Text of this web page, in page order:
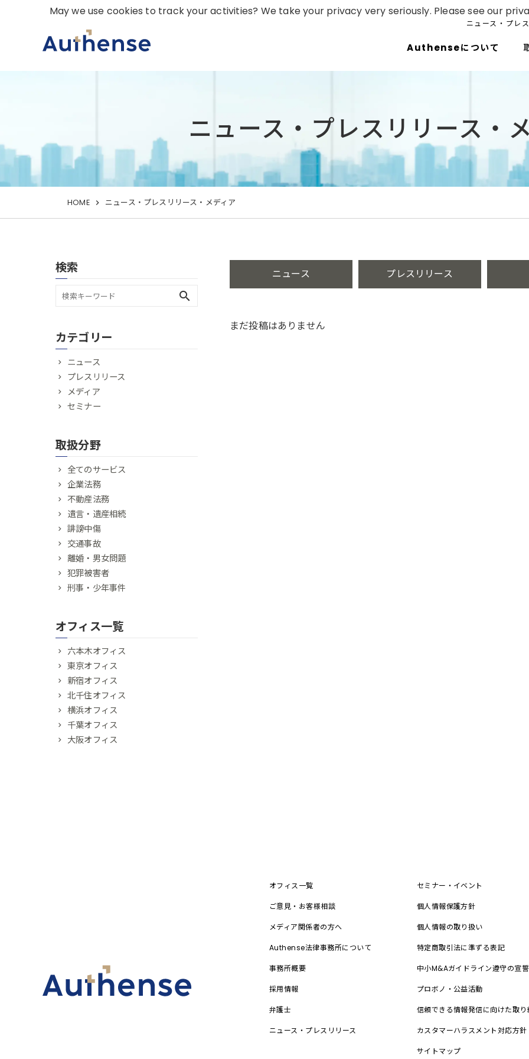
ニュース・プレ
Authenseについて
ニュース・プレスリリース・
HOME ニュース・プレスリリース・メディア
ニュース プレスリリース
まだ投稿はありません
検索
search
カテゴリー
ニュース
プレスリリース
メディア
セミナー
取扱分野
全てのサービス
企業法務
不動産法務
遺言・遺産相続
誹謗中傷
交通事故
離婚・男女問題
犯罪被害者
刑事・少年事件
オフィス一覧
六本木オフィス
東京オフィス
新宿オフィス
北千住オフィス
横浜オフィス
千葉オフィス
大阪オフィス
オフィス一覧
ご意見・お客様相談
メディア関係者の方へ
Authense法律事務所について
事務所概要
採用情報
弁護士
ニュース・プレスリリース
セミナー・イベント
個人情報保護方針
個人情報の取り扱い
特定商取引法に準ずる表記
中小M&Aガイドライン遵守の宣誓
プロボノ・公益活動
信頼できる情報発信に向けた取り
カスタマーハラスメント対応方針
サイトマップ
May we use cookies to track your activities? We take your privacy very seriously. Please see our